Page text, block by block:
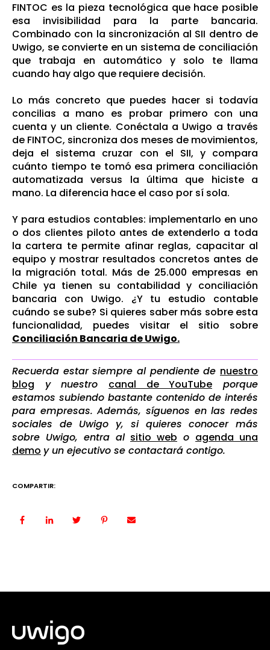
FINTOC es la pieza tecnológica que hace posible
esa invisibilidad para la parte bancaria.
Combinado con la sincronización al SII dentro de
Uwigo, se convierte en un sistema de conciliación
que trabaja en automático y solo te llama
cuando hay algo que requiere decisión.
Lo más concreto que puedes hacer si todavía
concilias a mano es probar primero con una
cuenta y un cliente. Conéctala a Uwigo a través
de FINTOC, sincroniza dos meses de movimientos,
deja el sistema cruzar con el SII, y compara
cuánto tiempo te tomó esa primera conciliación
automatizada versus la última que hiciste a
mano. La diferencia hace el caso por sí sola.
Y para estudios contables: implementarlo en uno
o dos clientes piloto antes de extenderlo a toda
la cartera te permite afinar reglas, capacitar al
equipo y mostrar resultados concretos antes de
la migración total. Más de 25.000 empresas en
Chile ya tienen su contabilidad y conciliación
bancaria con Uwigo. ¿Y tu estudio contable
cuándo se sube? Si quieres saber más sobre esta
funcionalidad, puedes visitar el sitio sobre
Conciliación Bancaria de Uwigo.
Recuerda estar siempre al pendiente de nuestro
blog
y nuestro canal de YouTube
porque
estamos subiendo bastante contenido de interés
para empresas. Además, síguenos en las redes
sociales de Uwigo y, si quieres conocer más
sobre Uwigo, entra al sitio web o agenda una
demo y un ejecutivo se contactará contigo.
COMPARTIR: